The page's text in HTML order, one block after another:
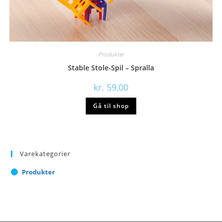
Produkter
Stable Stole-Spil – Spralla
kr. 59,00
Gå til shop
Varekategorier
Produkter